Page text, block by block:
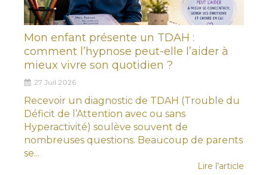
Mon enfant présente un TDAH :
comment l’hypnose peut-elle l’aider à
mieux vivre son quotidien ?
27 Juil 2026
Recevoir un diagnostic de TDAH (Trouble du
Déficit de l’Attention avec ou sans
Hyperactivité) soulève souvent de
nombreuses questions. Beaucoup de parents
se...
Lire l'article